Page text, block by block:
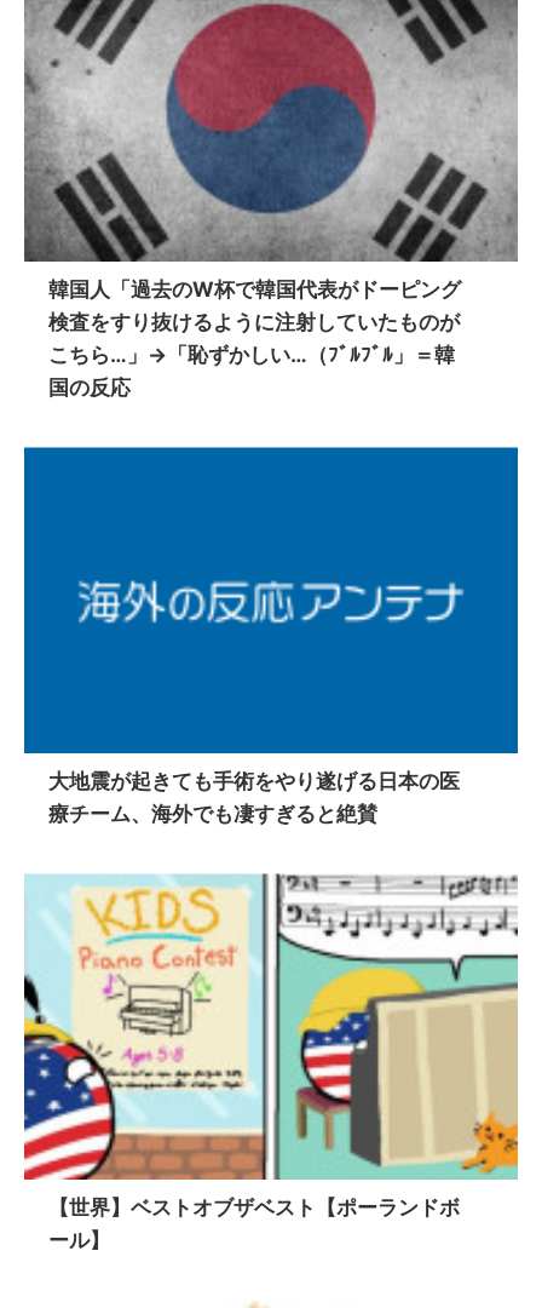
韓国人「過去のW杯で韓国代表がドーピング
検査をすり抜けるように注射していたものが
こちら…」→「恥ずかしい…（ﾌﾞﾙﾌﾞﾙ」＝韓
国の反応
大地震が起きても手術をやり遂げる日本の医
療チーム、海外でも凄すぎると絶賛
【世界】ベストオブザベスト【ポーランドボ
ール】